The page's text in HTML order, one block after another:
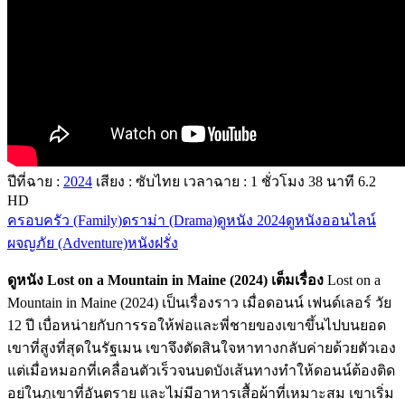
ปีที่ฉาย : 2024 เสียง : ซับไทย เวลาฉาย : 1 ชั่วโมง 38 นาที 6.2
HD
ครอบครัว (Family)ดราม่า (Drama)ดูหนัง 2024ดูหนังออนไลน์
ผจญภัย (Adventure)หนังฝรั่ง
ดูหนัง Lost on a Mountain in Maine (2024) เต็มเรื่อง Lost on a
Mountain in Maine (2024) เป็นเรื่องราว เมื่อดอนน์ เฟนด์เลอร์ วัย
12 ปี เบื่อหน่ายกับการรอให้พ่อและพี่ชายของเขาขึ้นไปบนยอด
เขาที่สูงที่สุดในรัฐเมน เขาจึงตัดสินใจหาทางกลับค่ายด้วยตัวเอง
แต่เมื่อหมอกที่เคลื่อนตัวเร็วจนบดบังเส้นทางทำให้ดอนน์ต้องติด
อยู่ในภูเขาที่อันตราย และไม่มีอาหารเสื้อผ้าที่เหมาะสม เขาเริ่ม